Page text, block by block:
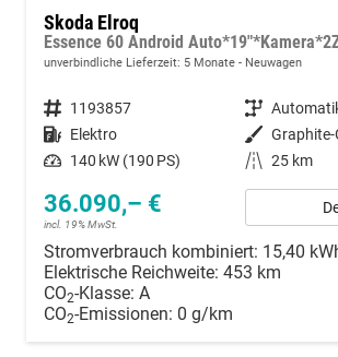
Skoda Elroq
unverbindliche Lieferzeit: 5 Monate Neuwagen
Fahrzeugnummer 1193857 Getriebe
Kraftstoff Elektro Außenfarbe
Leistung 140 kW (190 PS) Kilometerstand 25 km
36.090,– €
incl. 19% MwSt.
Stromverbrauch kombiniert: 15,40
Elektrische Reichweite: 453 km
CO2-Klasse: A
CO2-Emissionen: 0 g/km